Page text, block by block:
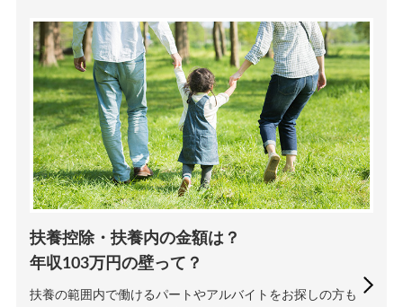
扶養控除・扶養内の金額は？
年収103万円の壁って？
扶養の範囲内で働けるパートやアルバイトをお探しの方も